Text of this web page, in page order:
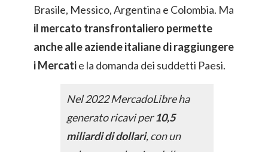
Brasile, Messico, Argentina e Colombia. Ma
il mercato transfrontaliero permette
anche alle aziende italiane di raggiungere
i Mercatie la domanda dei suddetti Paesi.
Nel 2022 MercadoLibre ha
generato ricavi per10,5
miliardi di dollari, con un